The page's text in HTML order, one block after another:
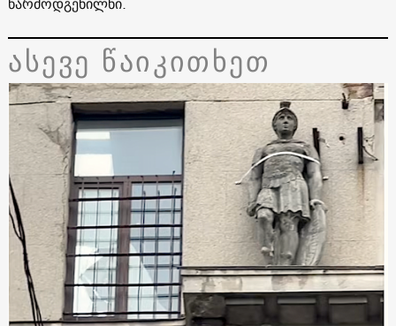
ასევე წაიკითხეთ